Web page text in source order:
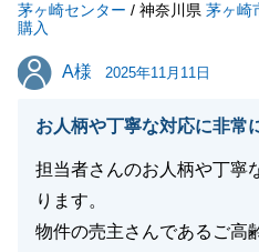
茅ヶ崎センター / 神奈川県 茅ヶ崎
購入
A様
A様 2025年11月11日
お人柄や丁寧な対応に非常
担当者さんのお人柄や丁寧
ります。
物件の売主さんであるご高